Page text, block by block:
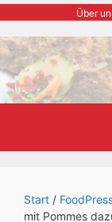
springen
Über
Start /
mit Pommes